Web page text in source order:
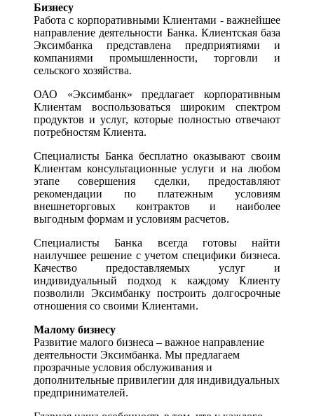
Бизнесу
Работа с корпоративными Клиентами - важнейшее
направление деятельности Банка. Клиентская база
Эксимбанка представлена предприятиями и
компаниями промышленности, торговли и
сельского хозяйства.
ОАО «Эксимбанк» предлагает корпоративным
Клиентам воспользоваться широким спектром
продуктов и услуг, которые полностью отвечают
потребностям Клиента.
Специалисты Банка бесплатно оказывают своим
Клиентам консультационные услуги и на любом
этапе совершения сделки, предоставляют
рекомендации по платежным условиям
внешнеторговых контрактов и наиболее
выгодным формам и условиям расчетов.
Специалисты Банка всегда готовы найти
наилучшее решение с учетом специфики бизнеса.
Качество предоставляемых услуг и
индивидуальный подход к каждому Клиенту
позволили Эксимбанку построить долгосрочные
отношения со своими Клиентами.
Малому бизнесу
Развитие малого бизнеса – важное направление
деятельности Эксимбанка. Мы предлагаем
прозрачные условия обслуживания и
дополнительные привилегии для индивидуальных
предпринимателей.